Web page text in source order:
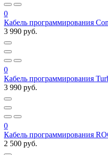
0
Кабель программирования
3 990 руб.
0
Кабель программирования
3 990 руб.
0
Кабель программирования
2 500 руб.